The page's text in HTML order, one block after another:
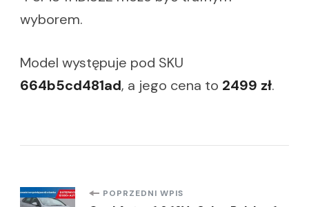
wyborem.
Model występuje pod SKU
664b5cd481ad, a jego cena to 2499 zł.
POPRZEDNI WPIS